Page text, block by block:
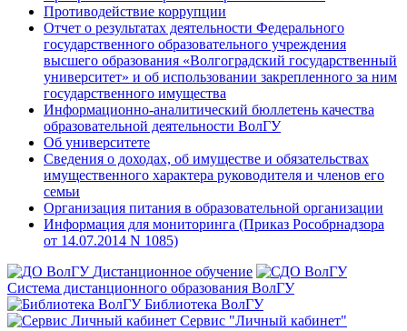
Противодействие коррупции
Отчет о результатах деятельности Федерального
государственного образовательного учреждения
высшего образования «Волгоградский государственный
университет» и об использовании закрепленного за ним
государственного имущества
Информационно-аналитический бюллетень качества
образовательной деятельности ВолГУ
Об университете
Сведения о доходах, об имуществе и обязательствах
имущественного характера руководителя и членов его
семьи
Организация питания в образовательной организации
Информация для мониторинга (Приказ Рособрнадзора
от 14.07.2014 N 1085)
Дистанционное обучение
Система дистанционного образования ВолГУ
Библиотека ВолГУ
Сервис "Личный кабинет"